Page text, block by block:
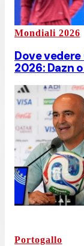
Mondiali 2026
Dove
2026: Dazn
Portogallo